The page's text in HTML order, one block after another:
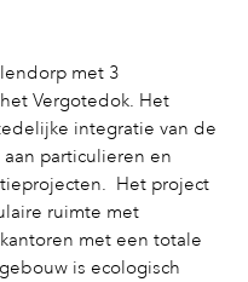
met 3
Vergotedok. Het
integratie van de
particulieren en
Het project
ruimte met
met een totale
is ecologisch